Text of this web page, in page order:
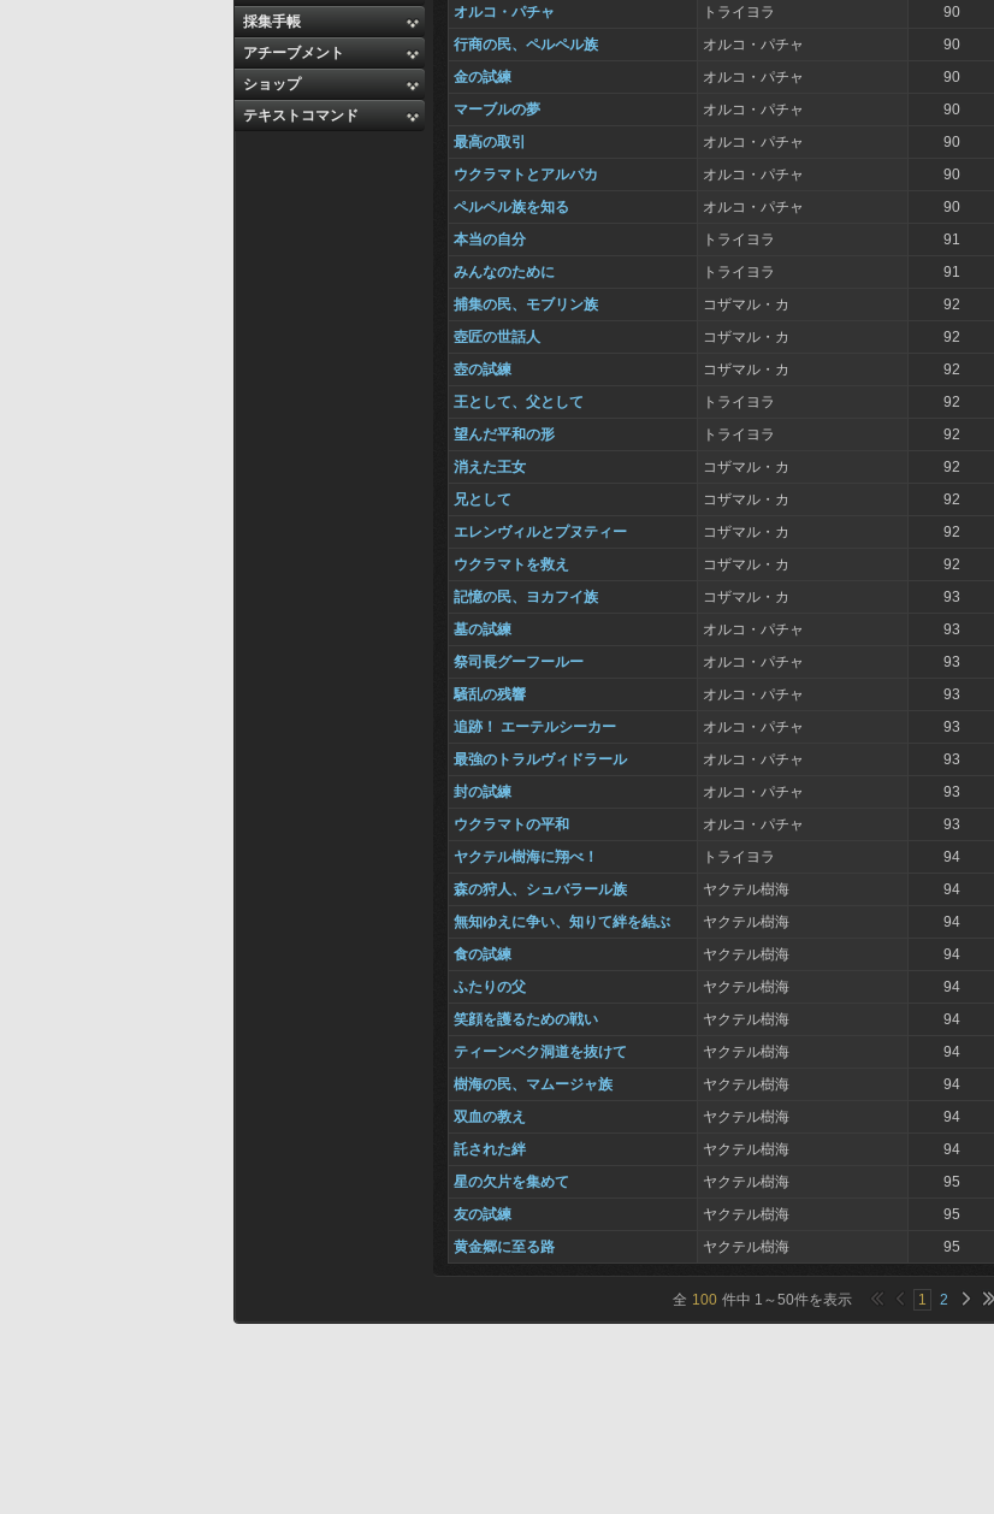
採集手帳
アチーブメント
ショップ
テキストコマンド
オルコ・パチャ
トライヨラ
90
行商の民、ペルペル族
オルコ・パチャ
90
金の試練
オルコ・パチャ
90
マーブルの夢
オルコ・パチャ
90
最高の取引
オルコ・パチャ
90
ウクラマトとアルパカ
オルコ・パチャ
90
ペルペル族を知る
オルコ・パチャ
90
本当の自分
トライヨラ
91
みんなのために
トライヨラ
91
捕集の民、モブリン族
コザマル・カ
92
壺匠の世話人
コザマル・カ
92
壺の試練
コザマル・カ
92
王として、父として
トライヨラ
92
望んだ平和の形
トライヨラ
92
消えた王女
コザマル・カ
92
兄として
コザマル・カ
92
エレンヴィルとプヌティー
コザマル・カ
92
ウクラマトを救え
コザマル・カ
92
記憶の民、ヨカフイ族
コザマル・カ
93
墓の試練
オルコ・パチャ
93
祭司長グーフールー
オルコ・パチャ
93
騒乱の残響
オルコ・パチャ
93
追跡！ エーテルシーカー
オルコ・パチャ
93
最強のトラルヴィドラール
オルコ・パチャ
93
封の試練
オルコ・パチャ
93
ウクラマトの平和
オルコ・パチャ
93
ヤクテル樹海に翔べ！
トライヨラ
94
森の狩人、シュバラール族
ヤクテル樹海
94
無知ゆえに争い、知りて絆を結ぶ
ヤクテル樹海
94
食の試練
ヤクテル樹海
94
ふたりの父
ヤクテル樹海
94
笑顔を護るための戦い
ヤクテル樹海
94
ティーンベク洞道を抜けて
ヤクテル樹海
94
樹海の民、マムージャ族
ヤクテル樹海
94
双血の教え
ヤクテル樹海
94
託された絆
ヤクテル樹海
94
星の欠片を集めて
ヤクテル樹海
95
友の試練
ヤクテル樹海
95
黄金郷に至る路
ヤクテル樹海 95
全 100 件中 1 ～50件を表示 1 2